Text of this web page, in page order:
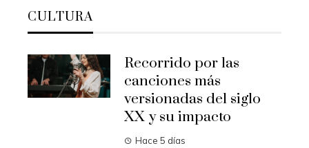
CULTURA
Recorrido por las
canciones más
versionadas del siglo
XX y su impacto
Hace 5 días